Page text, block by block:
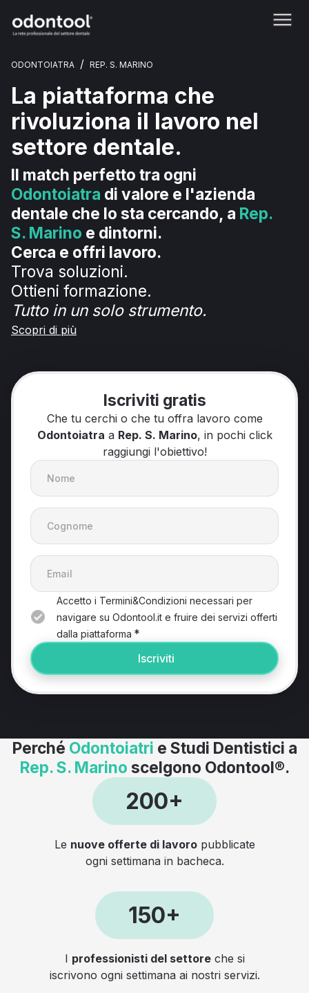
ODONTOIATRA / REP. S. MARINO
La piattaforma che
rivoluziona il lavoro nel
settore dentale.
Il match perfetto tra ogni
Odontoiatra di valore e l'azienda
dentale che lo sta cercando, a Rep.
S. Marino e dintorni.
Cerca e offri lavoro.
Trova soluzioni.
Ottieni formazione.
Tutto in un solo strumento.
Scopri di più
Iscriviti gratis
Che tu cerchi o che tu offra lavoro come
Odontoiatra a Rep. S. Marino, in pochi click
raggiungi l'obiettivo!
Accetto i Termini&Condizioni necessari per
navigare su Odontool.it e fruire dei servizi offerti
dalla piattaforma *
Iscriviti
Perché Odontoiatri e Studi Dentistici a
Rep. S. Marino scelgono Odontool®.
200+
Le nuove offerte di lavoropubblicate
ogni settimana in bacheca.
150+
I professionisti del settoreche si
iscrivono ogni settimana ai nostri servizi.